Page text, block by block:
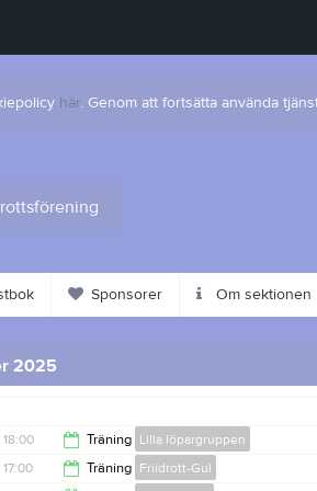
här. Genom att fortsätta använda
Sponsorer Om sektionen
2025
18:00 Träning Lilla löpargruppen
17:00 Träning Friidrott-Gul